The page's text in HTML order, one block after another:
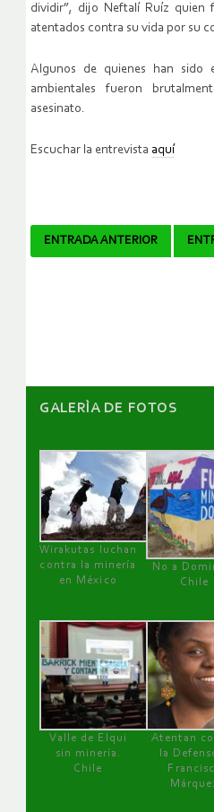
dividir”, dijo Neftalí Ruíz quien
atentados contra su vida por su
Algunos de quienes han sido
ambientales fueron
asesinato.
Escuchar la entrevista aquí
Navegador
ENTRADA ANTERIOR
GALERÌA DE FOTOS
Wirakutas luchan
contra la minería
en México
No a
Chile
Valle de Elqui
sin minería.
Chile
Atentan
la